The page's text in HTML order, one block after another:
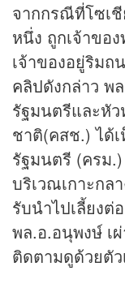
จากกรณีที่โซเ
หนึ่ง ถูกเจ้าขอ
เจ้าของอยู่ริมถ
คลิปดังกล่าว พ
รัฐมนตรีและหั
ชาติ(คสช.) ได้
รัฐมนตรี (ครม
บริเวณเกาะก
รับนำไปเลี้ยงต่
พล.อ.อนุพงษ์ เ
ติดตามดูด้วยตัว